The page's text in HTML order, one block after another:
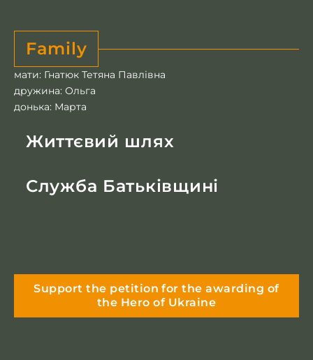
Family
Життєвий шлях
Служба Батьківщині
мати: Гнатюк Тетяна Павлівна
дружина: Ольга
донька: Марта
Support the petition for the awarding of
the Hero of Ukraine